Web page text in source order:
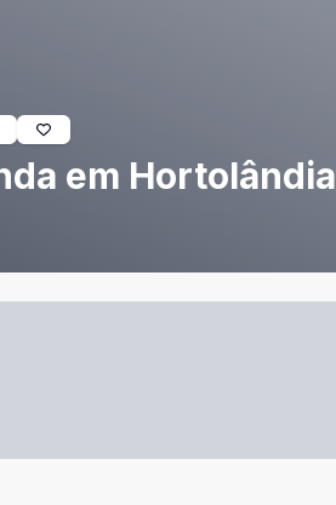
em Hortolândia